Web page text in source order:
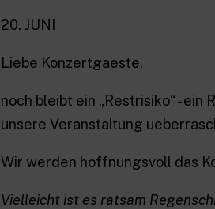
20. JUNI
Liebe Konzertgaeste,
noch bleibt ein „Restrisiko“ -
unsere Veranstaltung
Wir werden hoffnungsvoll das
Vielleicht ist es ratsam